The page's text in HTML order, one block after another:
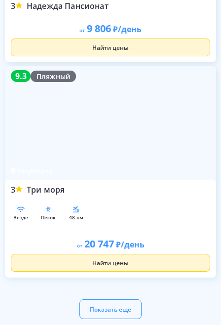
3 Надежда Пансионат
от 9 806 /день
Найти цены
9.3 Пляжный
3 Три моря
9.3
везде песок 48 км
от 20 747 /день
Найти цены
Показать ещё